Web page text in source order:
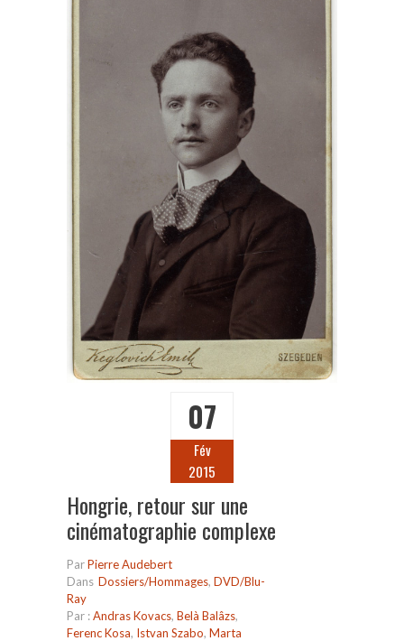
07
Fév
2015
Hongrie, retour sur une
cinématographie complexe
ParPierre Audebert
Dans Dossiers/Hommages, DVD/Blu-
Ray
Par :Andras Kovacs, Belà Balâzs,
Ferenc Kosa, Istvan Szabo, Marta